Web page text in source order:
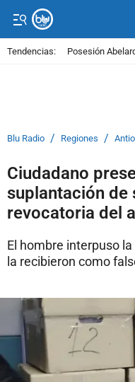
Tendencias: Posesión
Blu Radio / Regiones /
Ciudadano
suplantación de
revocatoria del
El hombre interpuso
la recibieron como